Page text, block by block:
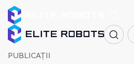
PUBLICAȚII